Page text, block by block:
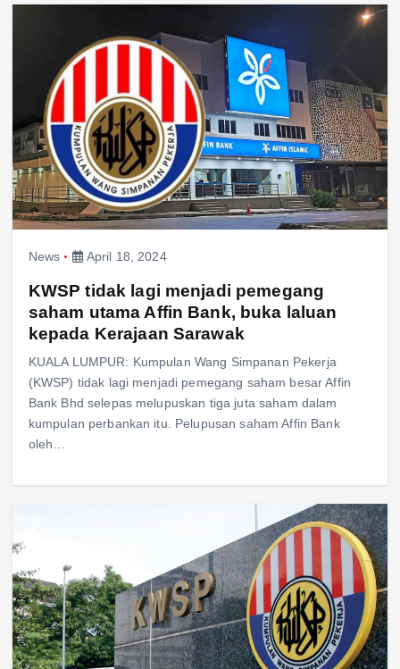
News April 18, 2024
KWSP tidak lagi menjadi pemegang
saham utama Affin Bank, buka laluan
kepada Kerajaan Sarawak
KUALA LUMPUR: Kumpulan Wang Simpanan Pekerja
(KWSP) tidak lagi menjadi pemegang saham besar Affin
Bank Bhd selepas melupuskan tiga juta saham dalam
kumpulan perbankan itu. Pelupusan saham Affin Bank
oleh…